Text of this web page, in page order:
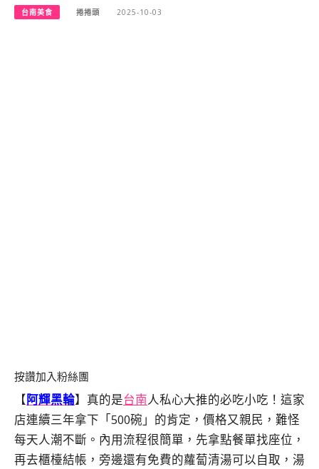
台南美食 捲捲頭 2025-10-03
按讚加入粉絲團
【阿輝黑輪】真的是台南人私心大推的必吃小吃！這家
店連續三年拿下「500碗」的肯定，價格又親民，難怪
每天人潮不斷。內用流程很簡單，先拿點餐單找座位，
再去櫃檯結帳，旁邊還有免費的蘿蔔清湯可以自取，湯